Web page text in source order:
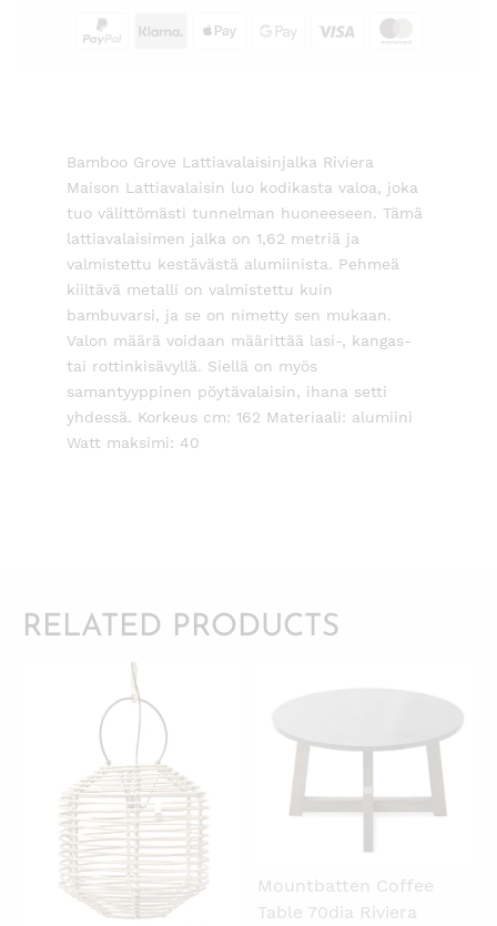
Bamboo Grove Lattiavalaisinjalka Riviera
Maison Lattiavalaisin luo kodikasta valoa, joka
tuo välittömästi tunnelman huoneeseen. Tämä
lattiavalaisimen jalka on 1,62 metriä ja
valmistettu kestävästä alumiinista. Pehmeä
kiiltävä metalli on valmistettu kuin
bambuvarsi, ja se on nimetty sen mukaan.
Valon määrä voidaan määrittää lasi-, kangas-
tai rottinkisävyllä. Siellä on myös
samantyyppinen pöytävalaisin, ihana setti
yhdessä. Korkeus cm: 162 Materiaali: alumiini
Watt maksimi: 40
RELATED PRODUCTS
QUICKVIEW
Mountbatten Coffee
Table 70dia Riviera